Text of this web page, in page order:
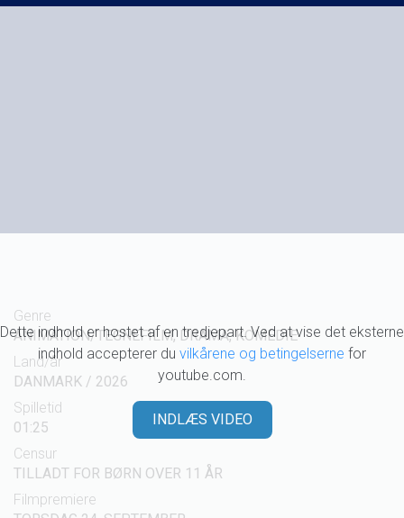
Dette indhold er hostet af en tredjepart. Ved at vise det eksterne
indhold accepterer du vilkårene og betingelserne for
youtube.com.
INDLÆS VIDEO
Genre
ANIMATION/TEGNEFILM, DRAMA, KOMEDIE
Land/år
DANMARK / 2026
Spilletid
01:25
Censur
TILLADT FOR BØRN OVER 11 ÅR
Filmpremiere